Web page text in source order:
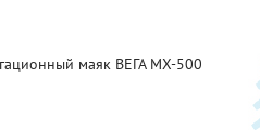
маяк ВЕГА МX-500